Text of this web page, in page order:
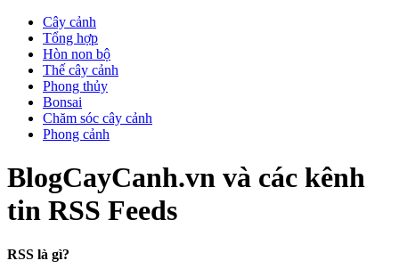
Cây cảnh
Tổng hợp
Hòn non bộ
Thế cây cảnh
Phong thủy
Bonsai
Chăm sóc cây cảnh
Phong cảnh
BlogCayCanh.vn và các kênh
tin RSS Feeds
RSS là gì?